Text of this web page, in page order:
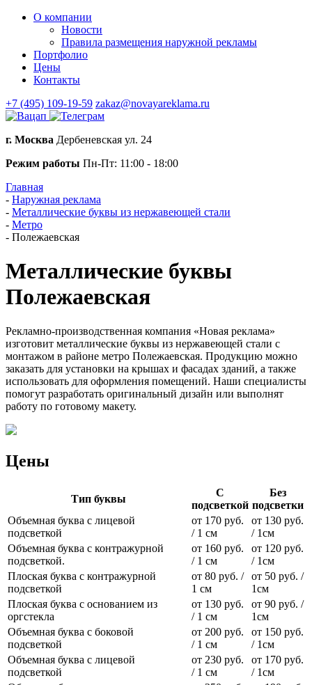
О компании
Новости
Правила размещения наружной рекламы
Портфолио
Цены
Контакты
+7 (495) 109-19-59 zakaz@novayareklama.ru
г. Москва Дербеневская ул. 24
Режим работы Пн-Пт: 11:00 - 18:00
Главная
- Наружная реклама
- Металлические буквы из нержавеющей стали
- Метро
- Полежаевская
Металлические буквы
Полежаевская
Рекламно-производственная компания «Новая реклама»
изготовит металлические буквы из нержавеющей стали с
монтажом в районе метро Полежаевская. Продукцию можно
заказать для установки на крышах и фасадах зданий, а также
использовать для оформления помещений. Наши специалисты
помогут разработать оригинальный дизайн или выполнят
работу по готовому макету.
Цены
Тип буквы
С
подсветкой
Без
подсветки
Объемная буква с лицевой
подсветкой
от 170 руб.
/ 1 см
от 130 руб.
/ 1см
Объемная буква с контражурной
подсветкой.
от 160 руб.
/ 1 см
от 120 руб.
/ 1см
Плоская буква с контражурной
подсветкой
от 80 руб. /
1 см
от 50 руб. /
1см
Плоская буква с основанием из
оргстекла
от 130 руб.
/ 1 см
от 90 руб. /
1см
Объемная буква с боковой
подсветкой
от 200 руб.
/ 1 см
от 150 руб.
/ 1см
Объемная буква с лицевой
подсветкой
от 230 руб.
/ 1 см
от 170 руб.
/ 1см